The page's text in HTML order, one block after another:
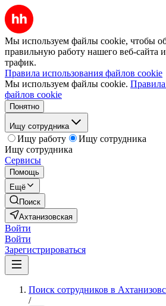
Мы используем файлы cookie, чтобы
правильную работу нашего веб-сайта
трафик.
Правила использования файлов cookie
Мы используем файлы cookie.
файлов cookie
Понятно
Ищу сотрудника
Ищу работу
Ищу сотрудника
Ищу сотрудника
Сервисы
Помощь
Ещё
Поиск
Ахтанизовская
Войти
Войти
Зарегистрироваться
Поиск сотрудников в
/